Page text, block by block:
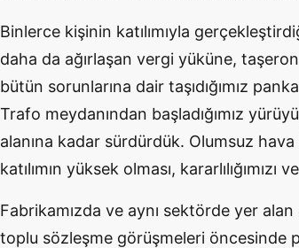
Binlerce kişinin katılımıyla
daha da ağırlaşan vergi yüküne, taşeron
bütün sorunlarına dair taşıdığımız
Trafo meydanından başladığımız
alanına kadar sürdürdük. Olumsuz
katılımın yüksek olması,
Fabrikamızda ve aynı sektörde yer
toplu sözleşme görüşmeleri öncesinde